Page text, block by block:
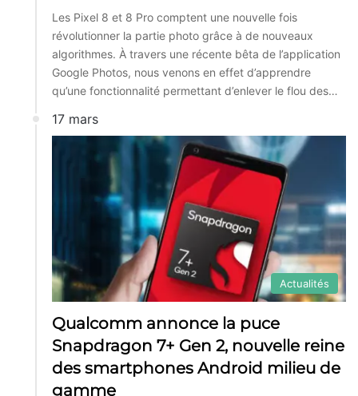
Les Pixel 8 et 8 Pro comptent une nouvelle fois
révolutionner la partie photo grâce à de nouveaux
algorithmes. À travers une récente bêta de l’application
Google Photos, nous venons en effet d’apprendre
qu’une fonctionnalité permettant d’enlever le flou des…
17 mars
Actualités
Qualcomm annonce la puce
Snapdragon 7+ Gen 2, nouvelle reine
des smartphones Android milieu de
gamme